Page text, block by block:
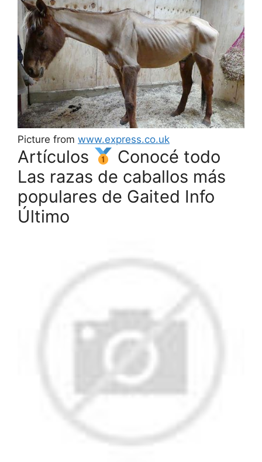
Picture from www.express.co.uk
Artículos
Conocé todo
Las razas de caballos más
populares de Gaited Info
Último